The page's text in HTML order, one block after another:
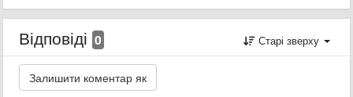
Відповіді 0 Старі зверху